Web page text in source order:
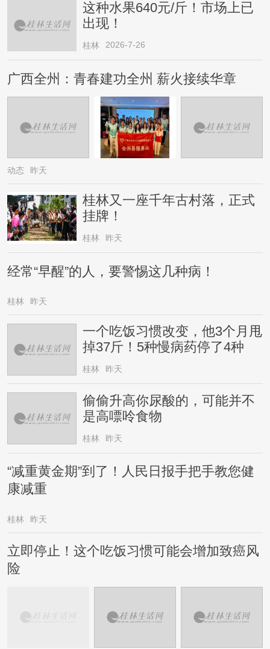
这种水果640元/斤！市场上已
出现！
桂林 2026-7-26
广西全州：青春建功全州 薪火接续华章
动态 昨天
桂林又一座千年古村落，正式
挂牌！
桂林 昨天
经常“早醒”的人，要警惕这几种病！
桂林 昨天
一个吃饭习惯改变，他3个月甩
掉37斤！5种慢病药停了4种
桂林 昨天
偷偷升高你尿酸的，可能并不
是高嘌呤食物
桂林 昨天
“减重黄金期”到了！人民日报手把手教您健
康减重
桂林 昨天
立即停止！这个吃饭习惯可能会增加致癌风
险